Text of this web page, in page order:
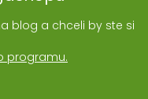
blog a chceli by ste si
programu.